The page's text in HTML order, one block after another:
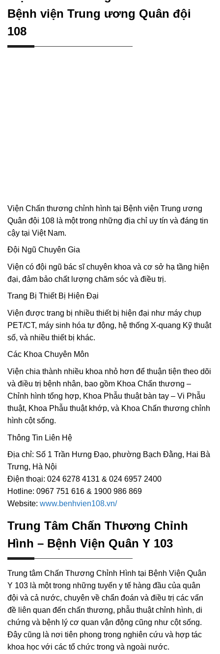
Bệnh viện Trung ương Quân đội
108
Viện Chấn thương chỉnh hình tại Bệnh viện Trung ương
Quân đội 108 là một trong những địa chỉ uy tín và đáng tin
cậy tại Việt Nam.
Đội Ngũ Chuyên Gia
Viện có đội ngũ bác sĩ chuyên khoa và cơ sở hạ tầng hiện
đại, đảm bảo chất lượng chăm sóc và điều trị.
Trang Bị Thiết Bị Hiện Đại
Viện được trang bị nhiều thiết bị hiện đại như máy chụp
PET/CT, máy sinh hóa tự động, hệ thống X-quang Kỹ thuật
số, và nhiều thiết bị khác.
Các Khoa Chuyên Môn
Viện chia thành nhiều khoa nhỏ hơn để thuận tiện theo dõi
và điều trị bệnh nhân, bao gồm Khoa Chấn thương –
Chỉnh hình tổng hợp, Khoa Phẫu thuật bàn tay – Vi Phẫu
thuật, Khoa Phẫu thuật khớp, và Khoa Chấn thương chỉnh
hình cột sống.
Thông Tin Liên Hệ
Địa chỉ: Số 1 Trần Hưng Đạo, phường Bạch Đằng, Hai Bà
Trưng, Hà Nội
Điện thoại: 024 6278 4131 & 024 6957 2400
Hotline: 0967 751 616 & 1900 986 869
Website: www.benhvien108.vn/
Trung Tâm Chấn Thương Chỉnh
Hình – Bệnh Viện Quân Y 103
Trung tâm Chấn Thương Chỉnh Hình tại Bệnh Viện Quân
Y 103 là một trong những tuyến y tế hàng đầu của quân
đội và cả nước, chuyên về chẩn đoán và điều trị các vấn
đề liên quan đến chấn thương, phẫu thuật chỉnh hình, di
chứng và bệnh lý cơ quan vận động cũng như cột sống.
Đây cũng là nơi tiên phong trong nghiên cứu và hợp tác
khoa học với các tổ chức trong và ngoài nước.